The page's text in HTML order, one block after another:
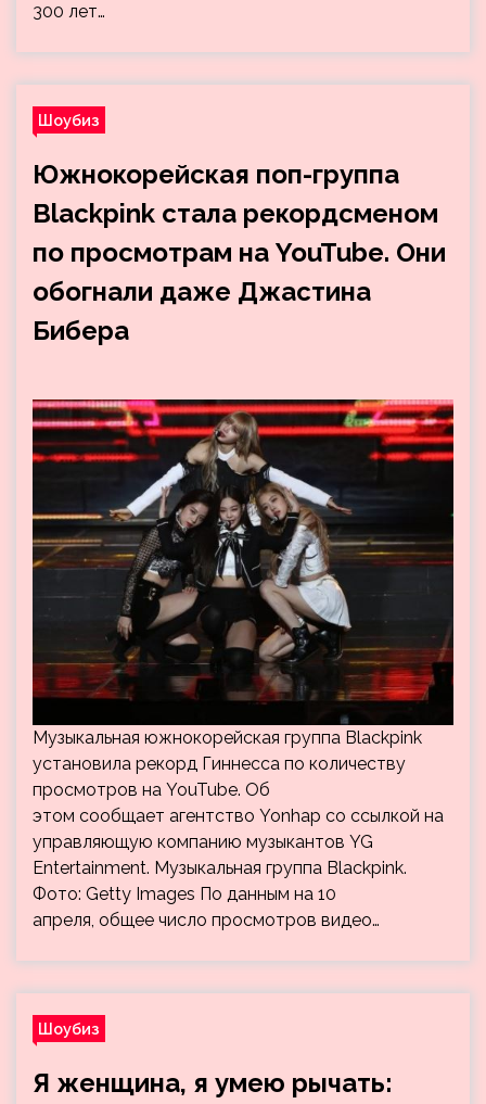
300 лет…
Шоубиз
Южнокорейская поп-группа
Blackpink стала рекордсменом
по просмотрам на YouTube. Они
обогнали даже Джастина
Бибера
Музыкальная южнокорейская группа Blackpink
установила рекорд Гиннесса по количеству
просмотров на YouTube. Об
этом сообщает агентство Yonhap со ссылкой на
управляющую компанию музыкантов YG
Entertainment. Музыкальная группа Blackpink.
Фото: Getty Images По данным на 10
апреля, общее число просмотров видео…
Шоубиз
Я женщина, я умею рычать: